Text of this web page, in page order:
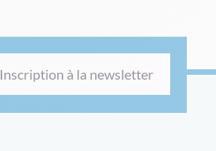
Inscription à la newsletter